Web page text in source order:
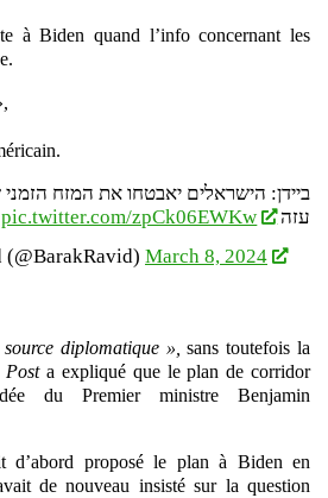
à Biden quand l’info concernant les
ביידן: הישראלים יאבטחו את המזח הזמני
עזה
pic.twitter.com/zpCk06EWKw
March 8, 2024
diplomatique »,sans toutefois la
Posta expliqué que le plan de corridor
du Premier ministre Benjamin
d’abord proposé le plan à Biden en
de nouveau insisté sur la question